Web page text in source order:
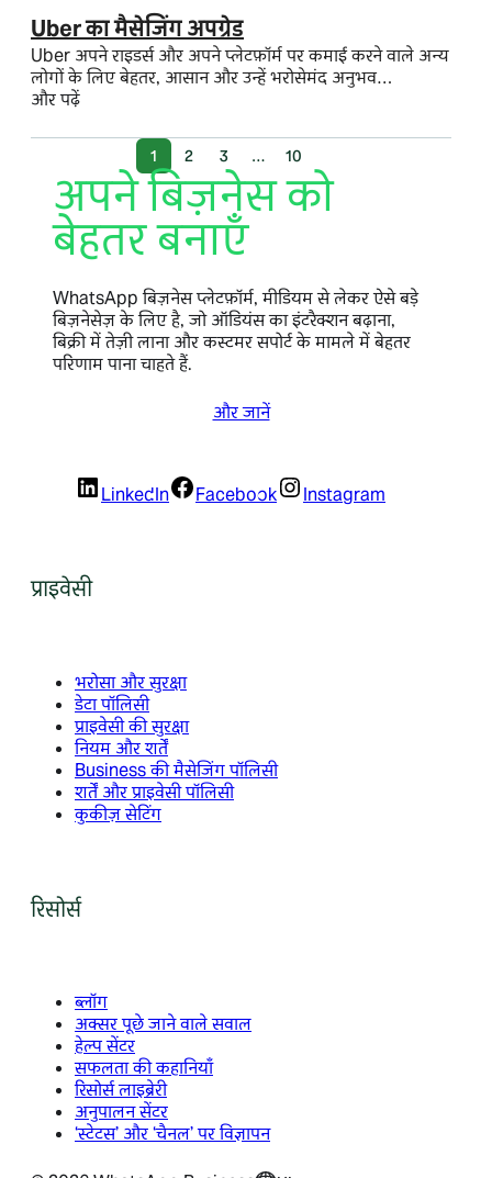
Uber का मैसेजिंग अपग्रेड
Uber अपने राइडर्स और अपने प्लेटफ़ॉर्म पर कमाई करने वाले अन्य
लोगों के लिए बेहतर, आसान और उन्हें भरोसेमंद अनुभव…
और पढ़ें
1 2 3 … 10
अपने बिज़नेस को
बेहतर बनाएँ
WhatsApp बिज़नेस प्लेटफ़ॉर्म, मीडियम से लेकर ऐसे बड़े
बिज़नेसेज़ के लिए है, जो ऑडियंस का इंटरैक्शन बढ़ाना,
बिक्री में तेज़ी लाना और कस्टमर सपोर्ट के मामले में बेहतर
परिणाम पाना चाहते हैं.
और जानें
LinkedIn Facebook Instagram
प्राइवेसी
भरोसा और सुरक्षा
डेटा पॉलिसी
प्राइवेसी की सुरक्षा
नियम और शर्तें
Business की मैसेजिंग पॉलिसी
शर्तें और प्राइवेसी पॉलिसी
कुकीज़ सेटिंग
रिसोर्स
ब्लॉग
अक्सर पूछे जाने वाले सवाल
हेल्प सेंटर
सफलता की कहानियाँ
रिसोर्स लाइब्रेरी
अनुपालन सेंटर
‘स्टेटस’ और ‘चैनल’ पर विज्ञापन